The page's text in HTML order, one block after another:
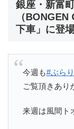
銀座・新富
（BONGEN
下車」に登場
今週も#ぶら
ご覧頂きあり
来週は風間ト